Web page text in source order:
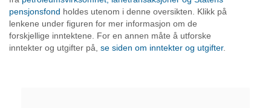
pensjonsfond holdes utenom i denne oversikten. Klikk på
lenkene under figuren for mer informasjon om de
forskjellige inntektene. For en annen måte å utforske
inntekter og utgifter på, se siden om inntekter og utgifter.